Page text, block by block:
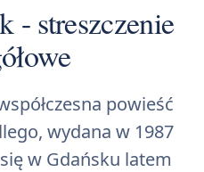
- streszczenie
powieść
wydana w 1987
w Gdańsku latem